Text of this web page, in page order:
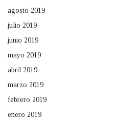
agosto 2019
julio 2019
junio 2019
mayo 2019
abril 2019
marzo 2019
febrero 2019
enero 2019